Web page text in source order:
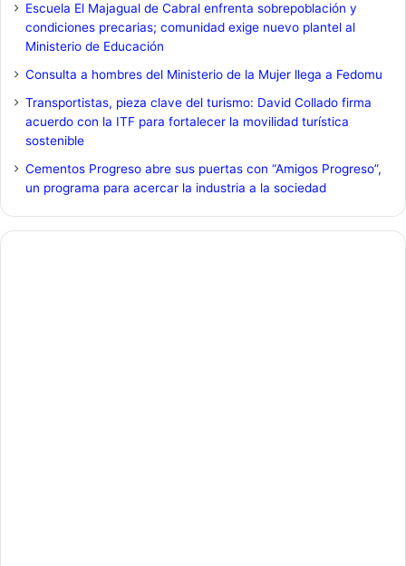
Escuela El Majagual de Cabral enfrenta sobrepoblación y
condiciones precarias; comunidad exige nuevo plantel al
Ministerio de Educación
Consulta a hombres del Ministerio de la Mujer llega a Fedomu
Transportistas, pieza clave del turismo: David Collado firma
acuerdo con la ITF para fortalecer la movilidad turística
sostenible
Cementos Progreso abre sus puertas con “Amigos Progreso”,
un programa para acercar la industria a la sociedad